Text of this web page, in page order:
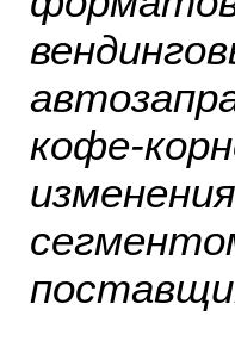
кофе-